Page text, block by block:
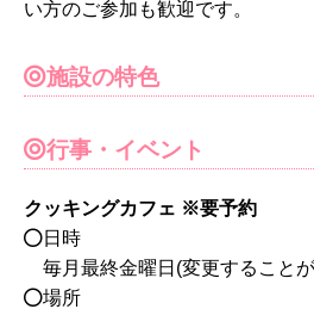
い方のご参加も歓迎です。
施設の特色
行事・イベント
クッキングカフェ ※要予約
日時
毎月最終金曜日(変更すること
場所